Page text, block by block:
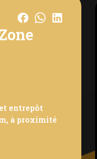
entrepôt
à proximité